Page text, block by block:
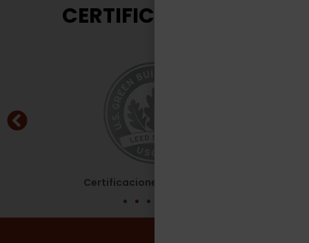
CERTIFICACIONES
Certificaciones - Leed Silver